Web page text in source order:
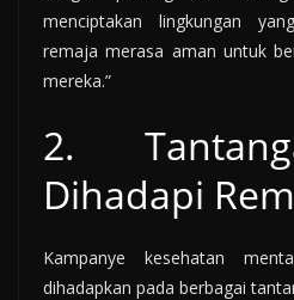
menciptakan lingkungan
remaja merasa aman untuk
mereka.”
2.
Dihadapi
Kampanye kesehatan
dihadapkan pada berbagai